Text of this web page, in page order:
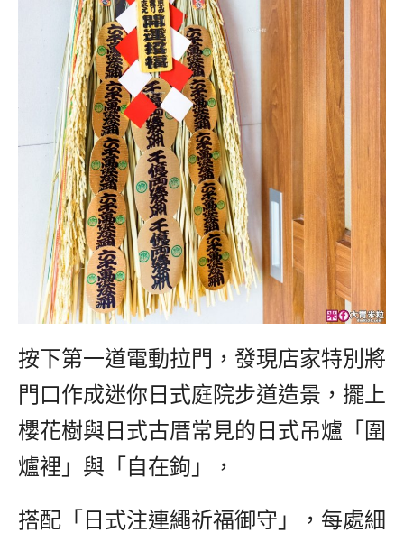
按下第一道電動拉門，發現店家特別將
門口作成迷你日式庭院步道造景，擺上
櫻花樹與日式古厝常見的日式吊爐「圍
爐裡」與「自在鉤」，
搭配「日式注連繩祈福御守」，每處細